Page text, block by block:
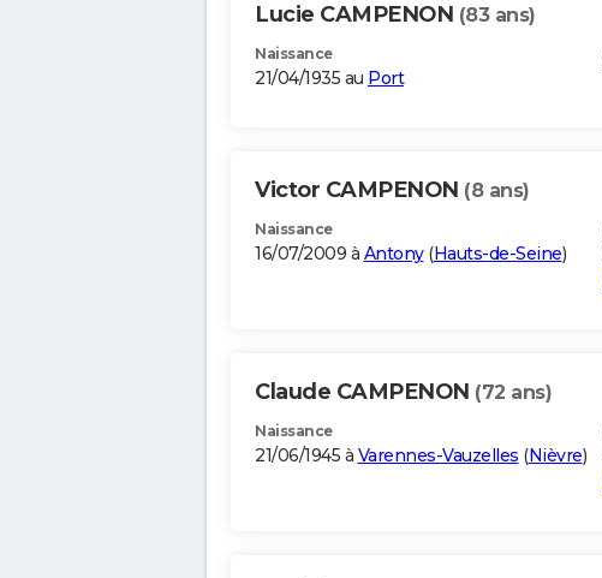
Lucie CAMPENON (83 ans)
Naissance
21/04/1935 au Port
Victor CAMPENON (8 ans)
Naissance
16/07/2009 à Antony(Hauts-de-Seine)
Claude CAMPENON (72 ans)
Naissance
21/06/1945 à Varennes-Vauzelles (Nièvre)